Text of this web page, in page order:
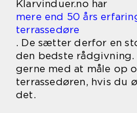
Klarvinduer.no har
mere end 50 års
terrassedøre
. De sætter derfor en
den bedste
gerne med at måle op
terrassedøren, hvis du
det.